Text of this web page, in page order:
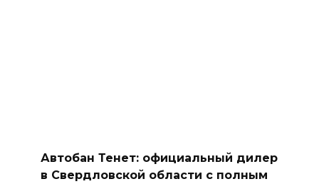
Автобан Тенет: официальный дилер
в Свердловской области с полным